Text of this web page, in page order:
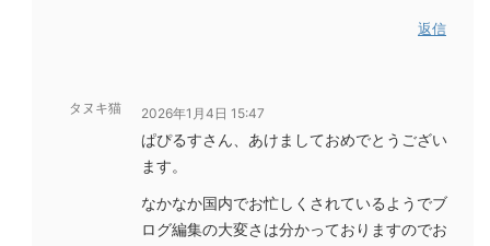
返信
タヌキ猫 2026年1月4日 15:47
ぱぴるすさん、あけましておめでとうござい
ます。
なかなか国内でお忙しくされているようでブ
ログ編集の大変さは分かっておりますのでお